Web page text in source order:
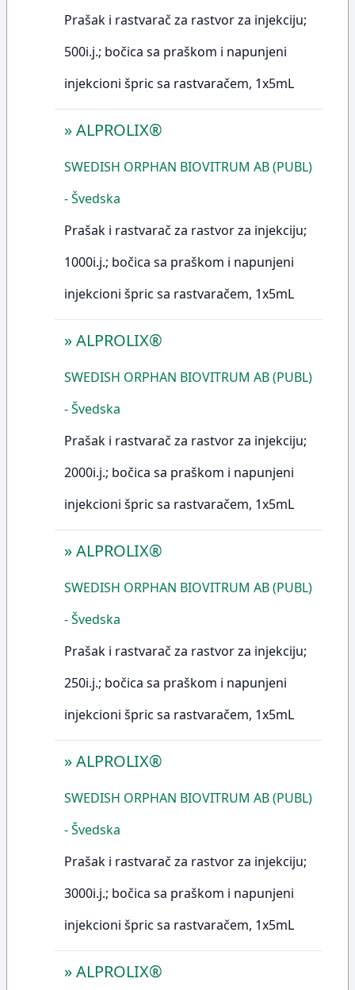
Prašak i rastvarač za rastvor za injekciju;
500i.j.; bočica sa praškom i napunjeni
injekcioni špric sa rastvaračem, 1x5mL
»ALPROLIX®
SWEDISH ORPHAN BIOVITRUM AB (PUBL)
- Švedska
Prašak i rastvarač za rastvor za injekciju;
1000i.j.; bočica sa praškom i napunjeni
injekcioni špric sa rastvaračem, 1x5mL
»ALPROLIX®
SWEDISH ORPHAN BIOVITRUM AB (PUBL)
- Švedska
Prašak i rastvarač za rastvor za injekciju;
2000i.j.; bočica sa praškom i napunjeni
injekcioni špric sa rastvaračem, 1x5mL
»ALPROLIX®
SWEDISH ORPHAN BIOVITRUM AB (PUBL)
- Švedska
Prašak i rastvarač za rastvor za injekciju;
250i.j.; bočica sa praškom i napunjeni
injekcioni špric sa rastvaračem, 1x5mL
»ALPROLIX®
SWEDISH ORPHAN BIOVITRUM AB (PUBL)
- Švedska
Prašak i rastvarač za rastvor za injekciju;
3000i.j.; bočica sa praškom i napunjeni
injekcioni špric sa rastvaračem, 1x5mL
»ALPROLIX®